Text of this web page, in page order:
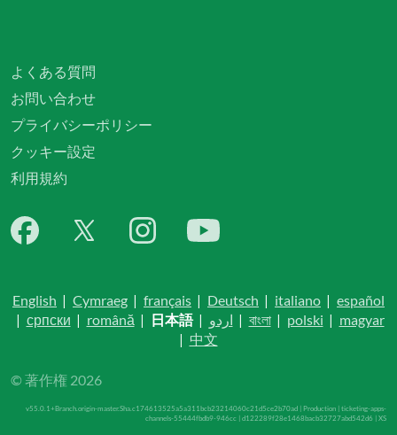
よくある質問
お問い合わせ
プライバシーポリシー
クッキー設定
利用規約
English | Cymraeg | français | Deutsch | italiano | español
| српски | română | 日本語| اردو | বাংলা| polski | magyar
| 中文
© 著作権 2026
v55.0.1+Branch.origin-master.Sha.c174613525a5a311bcb23214060c21d5ce2b70ad | Production | ticketing-apps-
channels-55444fbdb9-946cc | d122289f28e1468bacb32727abd542d6 | XS